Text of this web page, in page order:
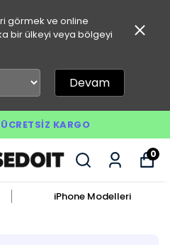
görmek ve online
bir ülkeyi veya bölgeyi
Devam
KARGO
0
iPhone Modelleri